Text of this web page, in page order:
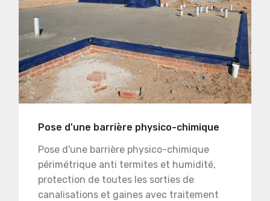
Pose d'une barrière physico-chimique
Pose d'une barrière physico-chimique
périmétrique anti termites et humidité,
protection de toutes les sorties de
canalisations et gaines avec traitement